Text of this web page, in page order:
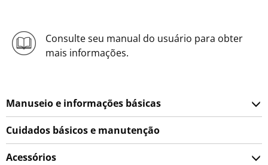
Consulte seu manual do usuário para obter
mais informações.
Manuseio e informações básicas
Cuidados básicos e manutenção
Acessórios